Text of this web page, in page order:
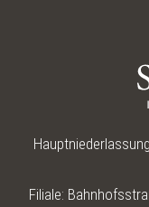
Filiale: